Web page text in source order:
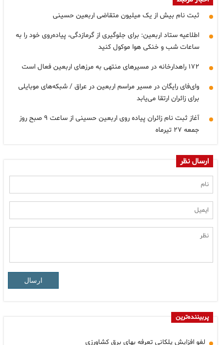
ثبت نام بیش از یک میلیون متقاضی اربعین حسینی
اطلاعیه ستاد اربعین: برای جلوگیری از گرمازدگی، پیاده‌روی خود را به
ساعات شب و خنکی هوا موکول کنید
۱۷۲ راهدارخانه در مسیرهای منتهی به مرزهای اربعین فعال است
وای‌فای رایگان در مسیر مراسم اربعین در عراق / شبکه‌های موبایلی
برای زائران ارتقا می‌یابد
آغاز ثبت نام زائران پیاده روی اربعین حسینی از ساعت ۹ صبح روز
جمعه ۲۷ تیرماه
ارسال نظر
ارسال
پربیننده‌ترین
لغو افزایش پلکانی تعرفه بهای برق کشاورزی